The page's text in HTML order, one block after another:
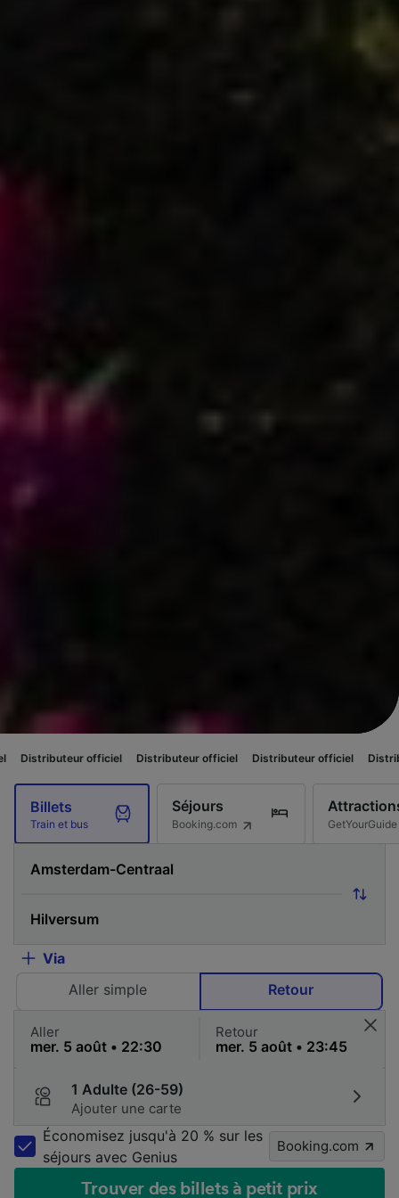
officiel Distributeur officiel Distributeur officiel Distributeur officiel
Billets
Train et bus
Séjours
Booking.com GetYourGuide
Via
Aller simple
Retour
Aller Retour
1 Adulte (26-59)
Ajouter une carte
Économisez jusqu'à 20 % sur les
séjours avec Genius
Booking.com
Trouver des billets à petit prix